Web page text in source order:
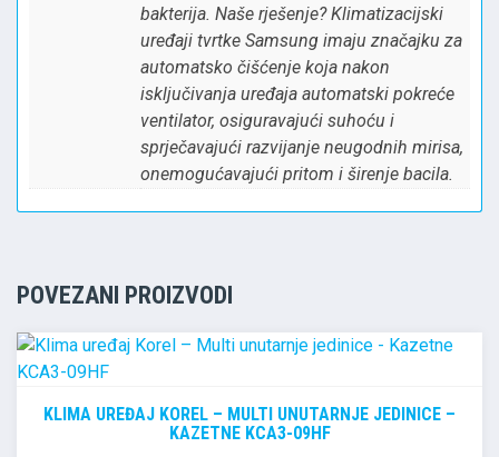
bakterija. Naše rješenje? Klimatizacijski
uređaji tvrtke Samsung imaju značajku za
automatsko čišćenje koja nakon
isključivanja uređaja automatski pokreće
ventilator, osiguravajući suhoću i
sprječavajući razvijanje neugodnih mirisa,
onemogućavajući pritom i širenje bacila.
POVEZANI PROIZVODI
KLIMA UREĐAJ KOREL – MULTI UNUTARNJE JEDINICE –
KAZETNE KCA3-09HF